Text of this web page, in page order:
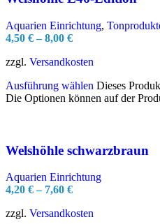
Aquarien Einrichtung,
4,50 €–8,00 €
zzgl. Versandkosten
Ausführung wählen Dieses
Die Optionen können auf der
Welshöhle schwarzbraun
Aquarien Einrichtung
4,20 €– 7,60 €
zzgl. Versandkosten